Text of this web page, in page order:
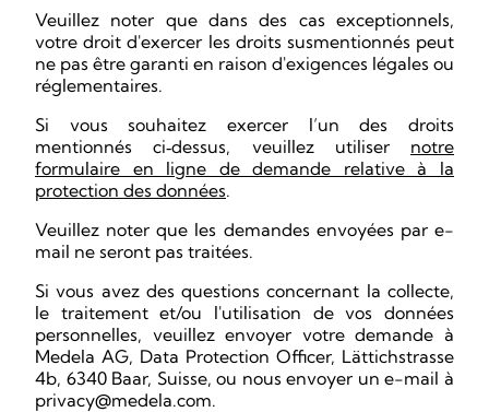
Veuillez noter que dans des cas exceptionnels,
votre droit d'exercer les droits susmentionnés peut
ne pas être garanti en raison d'exigences légales ou
réglementaires.
Si vous souhaitez exercer l’un des droits
mentionnés ci‑dessus, veuillez utiliser notre
formulaire en ligne de demande relative à la
protection des données.
Veuillez noter que les demandes envoyées par e-
mail ne seront pas traitées.
Si vous avez des questions concernant la collecte,
le traitement et/ou l'utilisation de vos données
personnelles, veuillez envoyer votre demande à
Medela AG, Data Protection Officer, Lättichstrasse
4b, 6340 Baar, Suisse, ou nous envoyer un e-mail à
privacy@medela.com.